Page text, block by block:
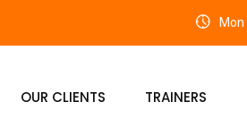
OUR CLIENTS TRAINERS